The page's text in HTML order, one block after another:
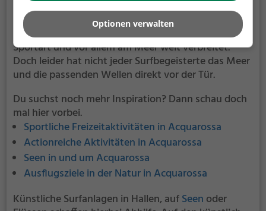
Wellenreiten in Dongio
Surfen oder auch Wellenreiten ist eine beliebte
Sportart und vor allem am Meer weit verbreitet.
Doch leider hat nicht jeder Surfbegeisterte das Meer
und die passenden Wellen direkt vor der Tür.
Du suchst noch mehr Inspiration? Dann schau doch
mal hier vorbei.
Sportliche Freizeitaktivitäten in Acquarossa
Actionreiche Aktivitäten in Acquarossa
Seen in und um Acquarossa
Ausflugsziele in der Natur in Acquarossa
Künstliche Surfanlagen in Hallen, aufSeen oder
Optionen verwalten